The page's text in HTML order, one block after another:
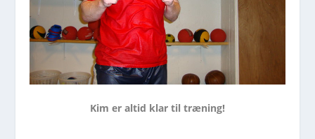
Kim er altid klar til træning!